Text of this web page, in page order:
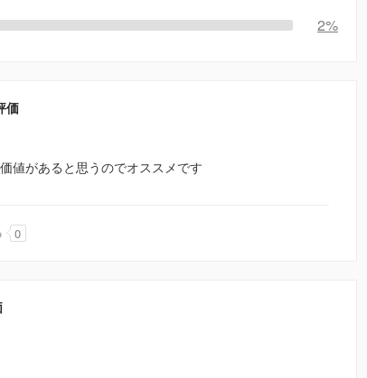
2%
価
値があると思うのでオススメです
0